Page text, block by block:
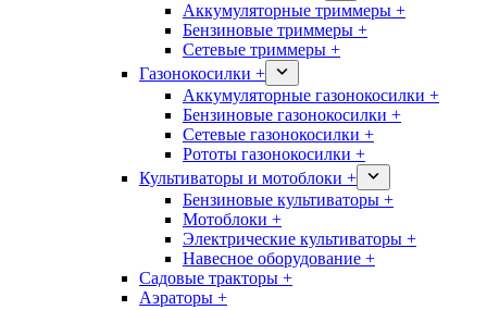
Аккумуляторные триммеры +
Бензиновые триммеры +
Сетевые триммеры +
Газонокосилки +
Аккумуляторные газонокосилки +
Бензиновые газонокосилки +
Сетевые газонокосилки +
Рототы газонокосилки +
Культиваторы и мотоблоки +
Бензиновые культиваторы +
Мотоблоки +
Электрические культиваторы +
Навесное оборудование +
Садовые тракторы +
Аэраторы +